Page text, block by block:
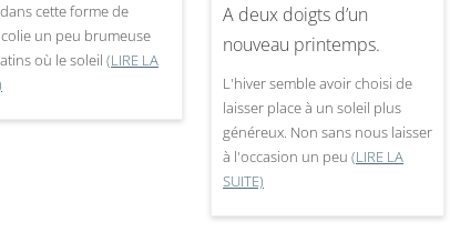
cette forme de
un peu brumeuse
où le soleil(LIRE LA
A deux doigts d’un
nouveau printemps.
L'hiver semble avoir choisi de
laisser place à un soleil plus
généreux. Non sans nous laisser
à l'occasion un peu(LIRE LA
SUITE)